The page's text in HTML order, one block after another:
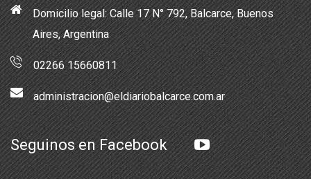
Domicilio legal: Calle 17 N° 792, Balcarce, Buenos
Aires, Argentina
02266 15660811
administracion@eldiariobalcarce.com.ar
Seguinos en Facebook